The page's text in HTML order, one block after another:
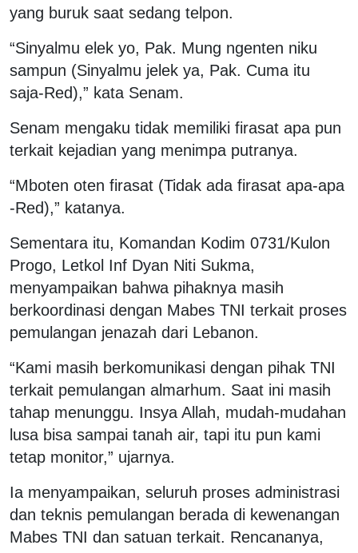
yang buruk saat sedang telpon.
“Sinyalmu elek yo, Pak. Mung ngenten niku
sampun (Sinyalmu jelek ya, Pak. Cuma itu
saja-Red),” kata Senam.
Senam mengaku tidak memiliki firasat apa pun
terkait kejadian yang menimpa putranya.
“Mboten oten firasat (Tidak ada firasat apa-apa
-Red),” katanya.
Sementara itu, Komandan Kodim 0731/Kulon
Progo, Letkol Inf Dyan Niti Sukma,
menyampaikan bahwa pihaknya masih
berkoordinasi dengan Mabes TNI terkait proses
pemulangan jenazah dari Lebanon.
“Kami masih berkomunikasi dengan pihak TNI
terkait pemulangan almarhum. Saat ini masih
tahap menunggu. Insya Allah, mudah-mudahan
lusa bisa sampai tanah air, tapi itu pun kami
tetap monitor,” ujarnya.
Ia menyampaikan, seluruh proses administrasi
dan teknis pemulangan berada di kewenangan
Mabes TNI dan satuan terkait. Rencananya,